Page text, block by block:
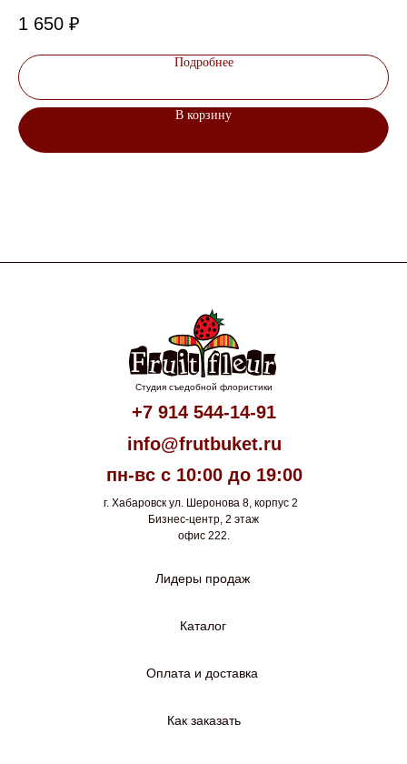
1 650 ₽
Подробнее
В корзину
Студия съедобной флористики
+7 914 544-14-91
info@frutbuket.ru
пн-вс с 10:00 до 19:00
г. Хабаровск ул. Шеронова 8, корпус 2
Бизнес-центр, 2 этаж
офис 222.
Лидеры продаж
Каталог
Оплата и доставка
Как заказать